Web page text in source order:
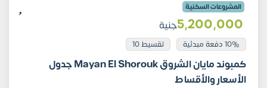
المشروعات السكنية
5٬200٬000جنية
10% دفعة مبدئية تقسيط 10
كمبوند مايان الشروق Mayan El Shorouk جدول
الأسعار والأقساط